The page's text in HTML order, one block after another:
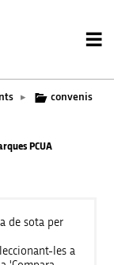
▸ convenis
PCUA
de sota per
les a